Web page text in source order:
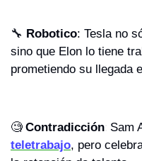
🔧 Robotico: Tesla no
sino que Elon lo tiene
prometiendo su llegada
🧐 Contradicción Sam
teletrabajo, pero